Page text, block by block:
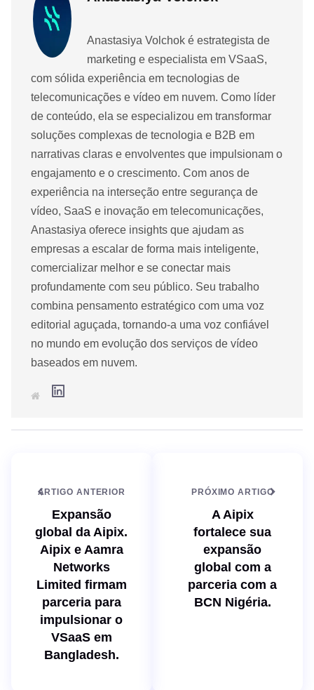
Anastasiya Volchok é estrategista de
marketing e especialista em VSaaS,
com sólida experiência em tecnologias de
telecomunicações e vídeo em nuvem. Como líder
de conteúdo, ela se especializou em transformar
soluções complexas de tecnologia e B2B em
narrativas claras e envolventes que impulsionam o
engajamento e o crescimento. Com anos de
experiência na interseção entre segurança de
vídeo, SaaS e inovação em telecomunicações,
Anastasiya oferece insights que ajudam as
empresas a escalar de forma mais inteligente,
comercializar melhor e se conectar mais
profundamente com seu público. Seu trabalho
combina pensamento estratégico com uma voz
editorial aguçada, tornando-a uma voz confiável
no mundo em evolução dos serviços de vídeo
baseados em nuvem.
ARTIGO ANTERIOR
Expansão
global da Aipix.
Aipix e Aamra
Networks
Limited firmam
parceria para
impulsionar o
VSaaS em
Bangladesh.
PRÓXIMO ARTIGO
A Aipix
fortalece sua
expansão
global com a
parceria com a
BCN Nigéria.